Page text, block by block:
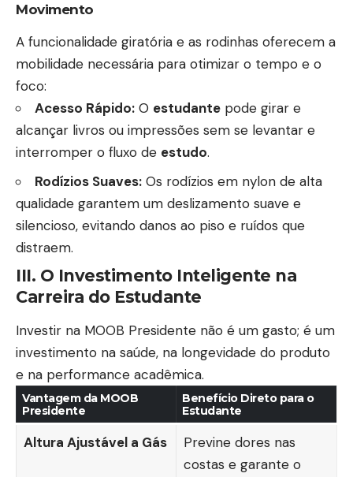
Movimento
A funcionalidade giratória e as rodinhas oferecem a
mobilidade necessária para otimizar o tempo e o
foco:
Acesso Rápido: O estudante pode girar e
alcançar livros ou impressões sem se levantar e
interromper o fluxo de estudo.
Rodízios Suaves: Os rodízios em nylon de alta
qualidade garantem um deslizamento suave e
silencioso, evitando danos ao piso e ruídos que
distraem.
III. O Investimento Inteligente na
Carreira do Estudante
Investir na MOOB Presidente não é um gasto; é um
investimento na saúde, na longevidade do produto
e na performance acadêmica.
Vantagem da MOOB
Presidente
Benefício Direto para o
Estudante
Altura Ajustável a Gás
Previne dores nas
costas e garante o